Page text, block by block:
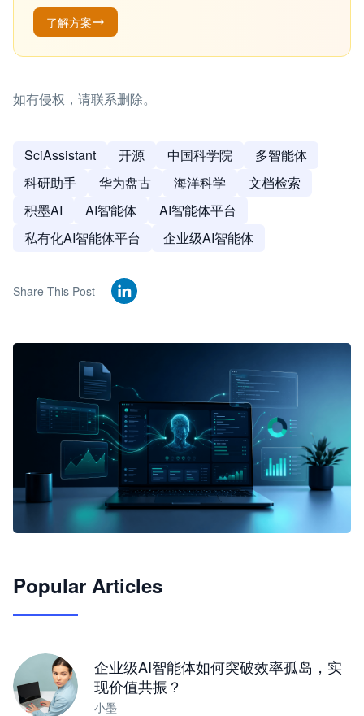
了解方案
如有侵权，请联系删除。
SciAssistant 开源 中国科学院
多智能体
科研助手
华为盘古 海洋科学
文档检索
积墨AI
AI智能体
AI智能体平台
私有化AI智能体平台
企业级AI智能体
Share This Post
JimoClaw 桌面 AI Agent 工作台
Popular Articles
企业级AI智能体如何突破效率孤岛，实
现价值共振？
小墨